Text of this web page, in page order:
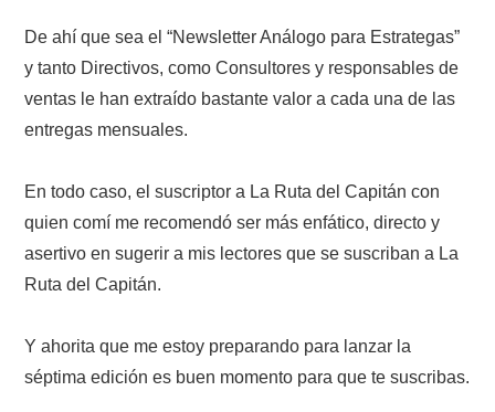
De ahí que sea el “Newsletter Análogo para Estrategas”
y tanto Directivos, como Consultores y responsables de
ventas le han extraído bastante valor a cada una de las
entregas mensuales.
En todo caso, el suscriptor a La Ruta del Capitán con
quien comí me recomendó ser más enfático, directo y
asertivo en sugerir a mis lectores que se suscriban a La
Ruta del Capitán.
Y ahorita que me estoy preparando para lanzar la
séptima edición es buen momento para que te suscribas.